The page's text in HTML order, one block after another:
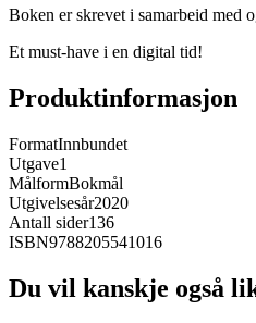
Boken er skrevet i samarbeid med
Et must-have i en digital tid!
Produktinformasjon
FormatInnbundet
Utgave1
MålformBokmål
Utgivelsesår2020
Antall sider136
ISBN9788205541016
Du vil kanskje også